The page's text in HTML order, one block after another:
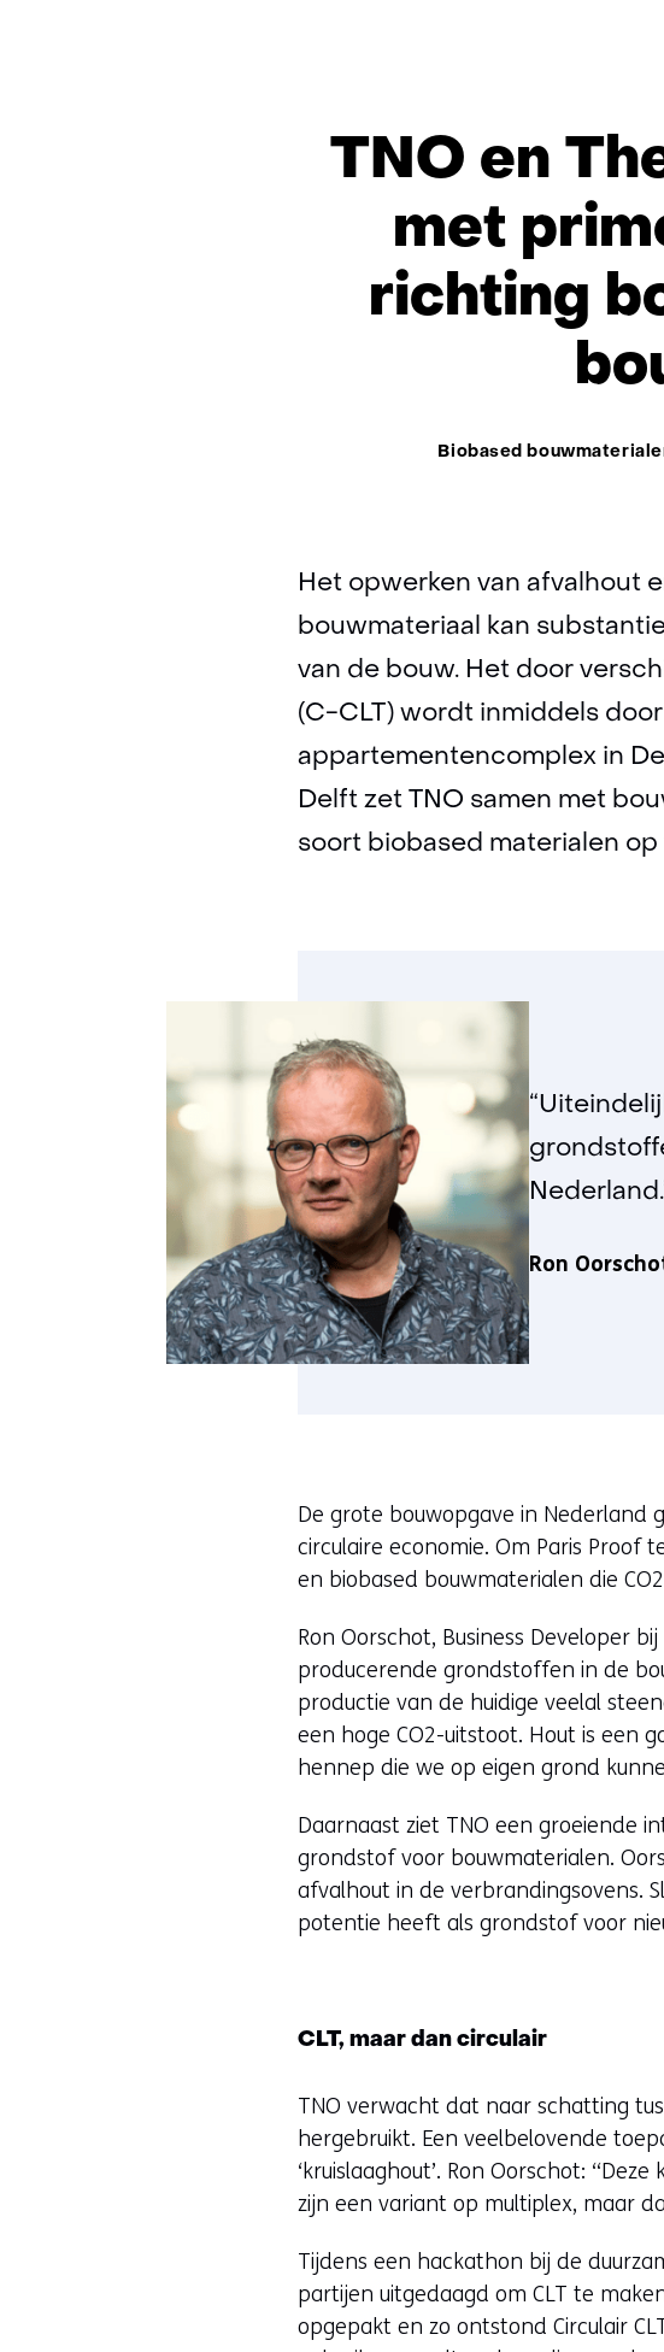
TNO en
met
richting
Thema:
Biobased
Het opwerken van afvalhout
bouwmateriaal kan
van de bouw. Het door
(C-CLT) wordt inmiddels
appartementencomplex in
Delft zet TNO samen met
soort biobased materialen
Ron
De grote bouwopgave in Nederland
circulaire economie. Om Paris Proof
en biobased bouwmaterialen die
Ron Oorschot, Business Developer
producerende grondstoffen in de
productie van de huidige veelal
een hoge CO2-uitstoot. Hout is een
hennep die we op eigen grond
Daarnaast ziet TNO een groeiende
grondstof voor bouwmaterialen.
afvalhout in de verbrandingsovens.
potentie heeft als grondstof voor
CLT, maar dan circulair
TNO verwacht dat naar schatting
hergebruikt. Een veelbelovende
‘kruislaaghout’. Ron Oorschot:
zijn een variant op multiplex, maar
Tijdens een hackathon bij de
partijen uitgedaagd om CLT te
opgepakt en zo ontstond Circulair